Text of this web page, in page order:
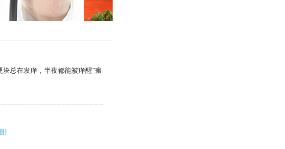
总在发痒，半夜都能被痒醒”瘢
]